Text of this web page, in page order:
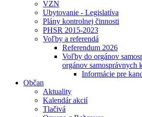
VZN
Ubytovanie - Legislatíva
Plány kontrolnej činnosti
PHSR 2015-2023
Voľby a referendá
Referendum 2026
Voľby do orgánov
orgánov samosprávnych
Informácie pre
Občan
Aktuality
Kalendár akcií
Tlačivá